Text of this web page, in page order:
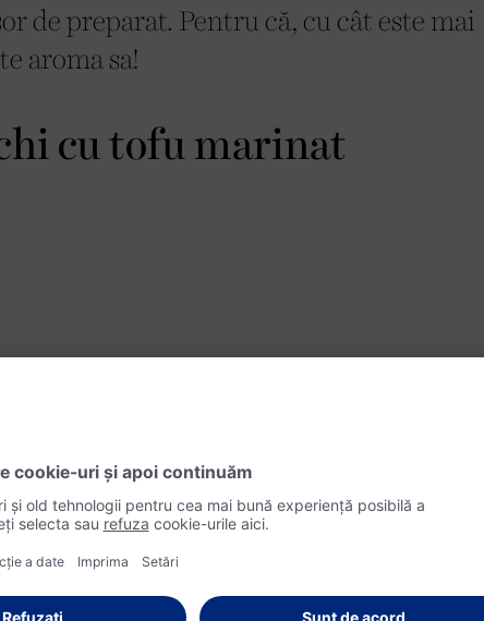
de preparat. Pentru că, cu cât este mai
aroma sa!
cu tofu marinat